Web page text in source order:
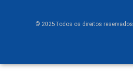
© 2025Todos os direitos reservados